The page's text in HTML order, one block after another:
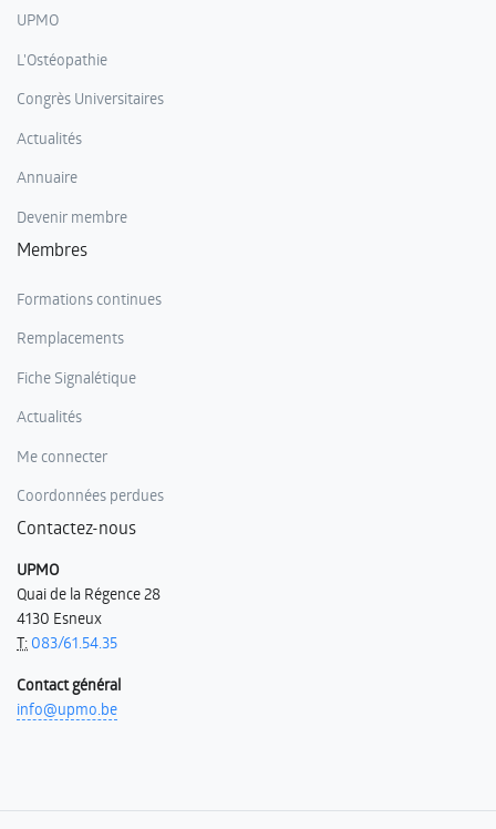
UPMO
L'Ostéopathie
Congrès Universitaires
Actualités
Annuaire
Devenir membre
Membres
Formations continues
Remplacements
Fiche Signalétique
Actualités
Me connecter
Coordonnées perdues
Contactez-nous
UPMO
Quai de la Régence 28
4130 Esneux
T: 083/61.54.35
Contact général
info@upmo.be